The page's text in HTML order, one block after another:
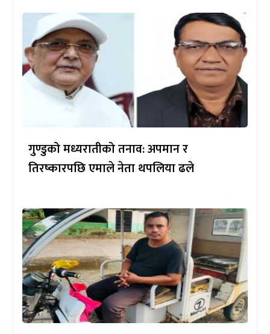
गुण्डुको मध्यरातीको तनाव: अपमान र
तिरष्कारपछि एमाले नेता थपलिया ढले